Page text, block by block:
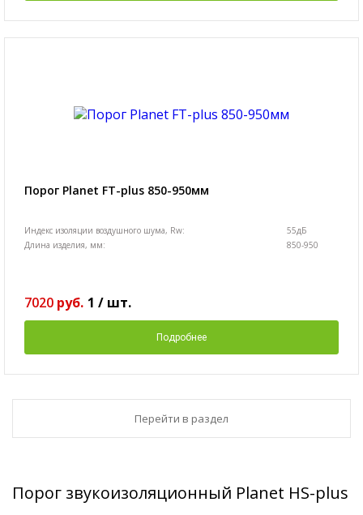
Порог Planet FT-plus 850-950мм
Индекс изоляции воздушного шума, Rw:
55дБ
Длина изделия, мм:
850-950
7020 руб. 1 / шт.
Подробнее
Перейти в раздел
Порог звукоизоляционный Planet HS-plus